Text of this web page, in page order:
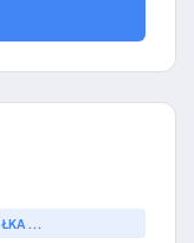
...